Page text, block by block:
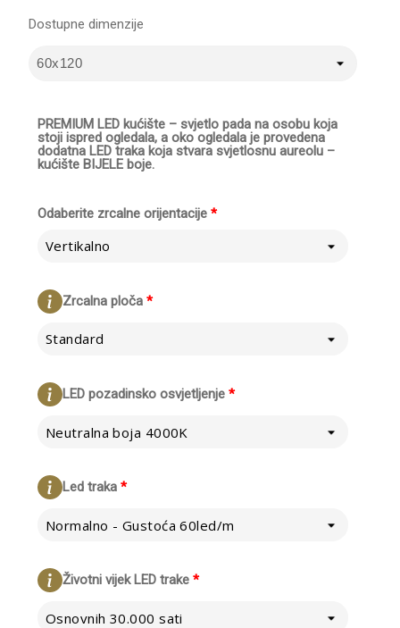
PREMIUM LED kućište – svjetlo pada na osobu koja
stoji ispred ogledala, a oko ogledala je provedena
dodatna LED traka koja stvara svjetlosnu aureolu –
kućište BIJELE boje.
*
Odaberite zrcalne orijentacije
Vertikalno
*
Zrcalna ploča
Standard
*
LED pozadinsko osvjetljenje
Neutralna boja 4000K
*
Led traka
Normalno - Gustoća 60led/m
*
Životni vijek LED trake
Osnovnih 30.000 sati
Dostupne dimenzije